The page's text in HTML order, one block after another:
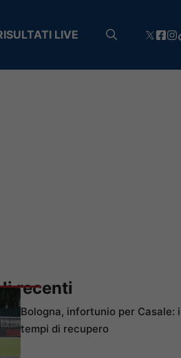
LIVE
recenti
Bologna, infortunio per Casale: i
tempi di recupero